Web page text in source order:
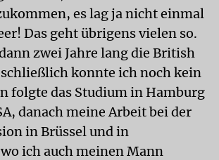
es lag ja nicht einmal
Das geht übrigens vielen so.
zwei Jahre lang die British
konnte ich noch kein
folgte das Studium in Hamburg
danach meine Arbeit bei der
in Brüssel und in
ich auch meinen Mann